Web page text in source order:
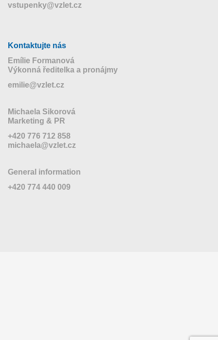
vstupenky@vzlet.cz
Kontaktujte nás
Emílie Formanová
Výkonná ředitelka a pronájmy
emilie@vzlet.cz
Michaela Sikorová
Marketing & PR
+420 776 712 858
michaela@vzlet.cz
General information
+420 774 440 009